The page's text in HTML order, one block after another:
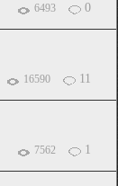
6493 0
16590 11
7562 1